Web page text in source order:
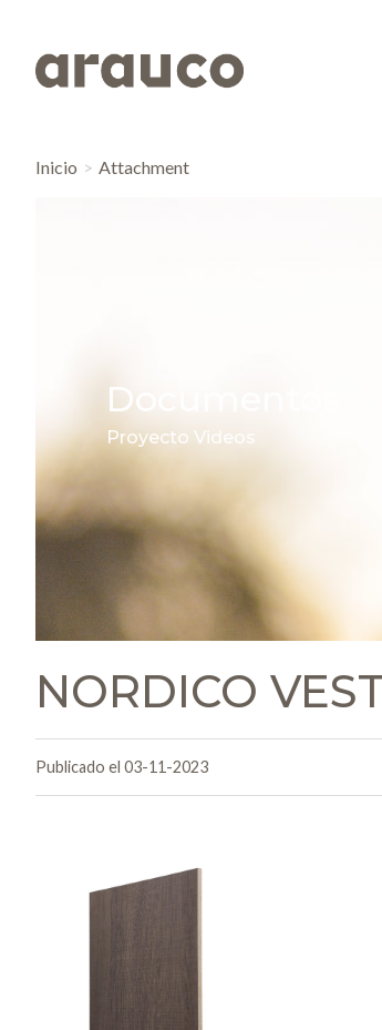
Inicio Attachment
Documentos
Proyecto Videos
NORDICO
Publicado el 03-11-2023